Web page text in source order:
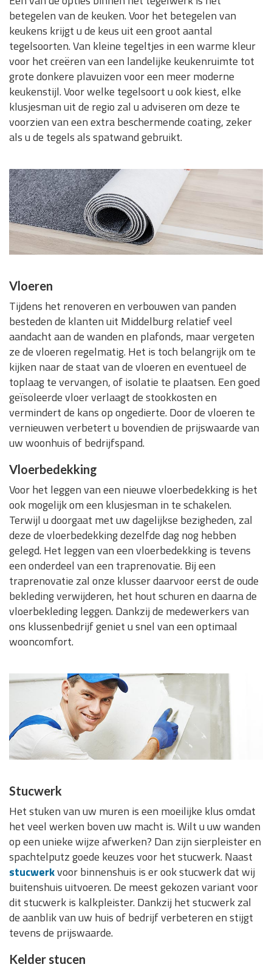
betegelen van de keuken. Voor het betegelen van
keukens krijgt u de keus uit een groot aantal
tegelsoorten. Van kleine tegeltjes in een warme kleur
voor het creëren van een landelijke keukenruimte tot
grote donkere plavuizen voor een meer moderne
keukenstijl. Voor welke tegelsoort u ook kiest, elke
klusjesman uit de regio zal u adviseren om deze te
voorzien van een extra beschermende coating, zeker
als u de tegels als spatwand gebruikt.
Vloeren
Tijdens het renoveren en verbouwen van panden
besteden de klanten uit Middelburg relatief veel
aandacht aan de wanden en plafonds, maar vergeten
ze de vloeren regelmatig. Het is toch belangrijk om te
kijken naar de staat van de vloeren en eventueel de
toplaag te vervangen, of isolatie te plaatsen. Een goed
geïsoleerde vloer verlaagt de stookkosten en
vermindert de kans op ongedierte. Door de vloeren te
vernieuwen verbetert u bovendien de prijswaarde van
uw woonhuis of bedrijfspand.
Vloerbedekking
Voor het leggen van een nieuwe vloerbedekking is het
ook mogelijk om een klusjesman in te schakelen.
Terwijl u doorgaat met uw dagelijkse bezigheden, zal
deze de vloerbedekking dezelfde dag nog hebben
gelegd. Het leggen van een vloerbedekking is tevens
een onderdeel van een traprenovatie. Bij een
traprenovatie zal onze klusser daarvoor eerst de oude
bekleding verwijderen, het hout schuren en daarna de
vloerbekleding leggen. Dankzij de medewerkers van
ons klussenbedrijf geniet u snel van een optimaal
wooncomfort.
Stucwerk
Het stuken van uw muren is een moeilijke klus omdat
het veel werken boven uw macht is. Wilt u uw wanden
op een unieke wijze afwerken? Dan zijn sierpleister en
spachtelputz goede keuzes voor het stucwerk. Naast
stucwerkvoor binnenshuis is er ook stucwerk dat wij
buitenshuis uitvoeren. De meest gekozen variant voor
dit stucwerk is kalkpleister. Dankzij het stucwerk zal
de aanblik van uw huis of bedrijf verbeteren en stijgt
tevens de prijswaarde.
Kelder stucen